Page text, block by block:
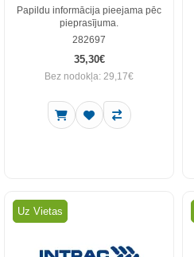
Papildu informācija pieejama pēc
pieprasījuma.
282697
35,30€
Bez nodokļa: 29,17€
Uz Vietas